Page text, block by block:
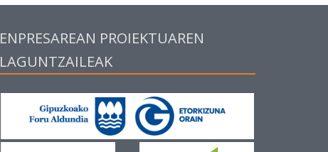
ENPRESAREAN PROIEKTUAREN
LAGUNTZAILEAK